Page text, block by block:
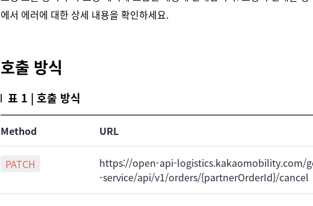
에서 에러에 대한 상세 내용을 확인하세요.
호출 방식
표 1 | 호출 방식
Method URL
PATCH
https://open-api-logistics.kakaomobility.com/
-service/api/v1/orders/{partnerOrderId}/cancel